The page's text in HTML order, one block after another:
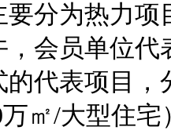
分为热力项
，会员单位
代表项目，
㎡/大型住